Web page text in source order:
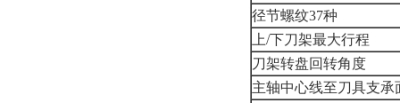
径节螺纹37种
上/下刀架最大行程
刀架转盘回转角度
主轴中心线至刀具支承